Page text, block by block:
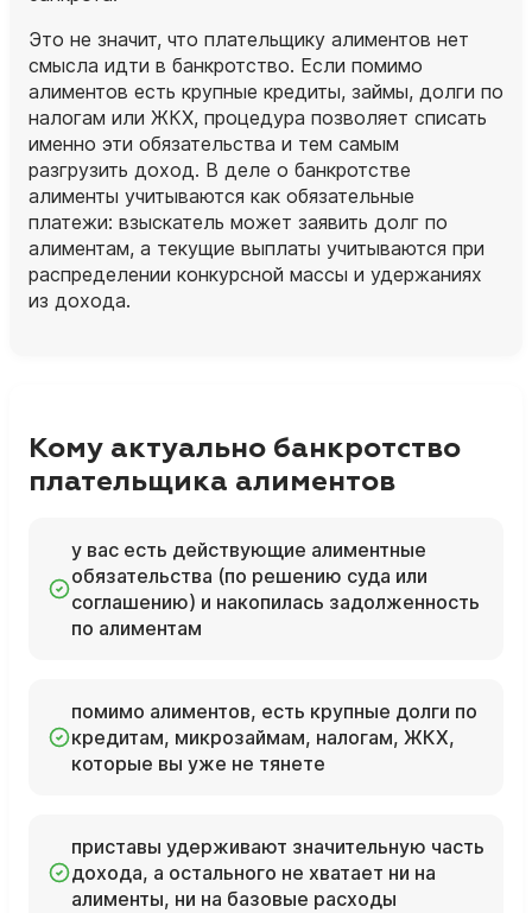
Это не значит, что плательщику алиментов нет
смысла идти в банкротство. Если помимо
алиментов есть крупные кредиты, займы, долги по
налогам или ЖКХ, процедура позволяет списать
именно эти обязательства и тем самым
разгрузить доход. В деле о банкротстве
алименты учитываются как обязательные
платежи: взыскатель может заявить долг по
алиментам, а текущие выплаты учитываются при
распределении конкурсной массы и удержаниях
из дохода.
Кому актуально банкротство
плательщика алиментов
у вас есть действующие алиментные
обязательства (по решению суда или
соглашению) и накопилась задолженность
по алиментам
помимо алиментов, есть крупные долги по
кредитам, микрозаймам, налогам, ЖКХ,
которые вы уже не тянете
приставы удерживают значительную часть
дохода, а остального не хватает ни на
алименты, ни на базовые расходы